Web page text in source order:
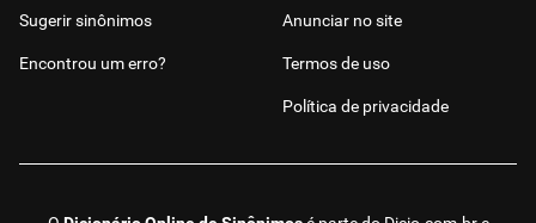
Sugerir sinônimos
Encontrou um erro?
Anunciar no site
Termos de uso
Política de privacidade